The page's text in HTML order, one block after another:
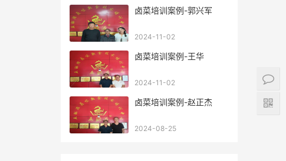
卤菜培训案例-郭兴军
2024-11-02
卤菜培训案例-王华
2024-11-02
卤菜培训案例-赵正杰
2024-08-25